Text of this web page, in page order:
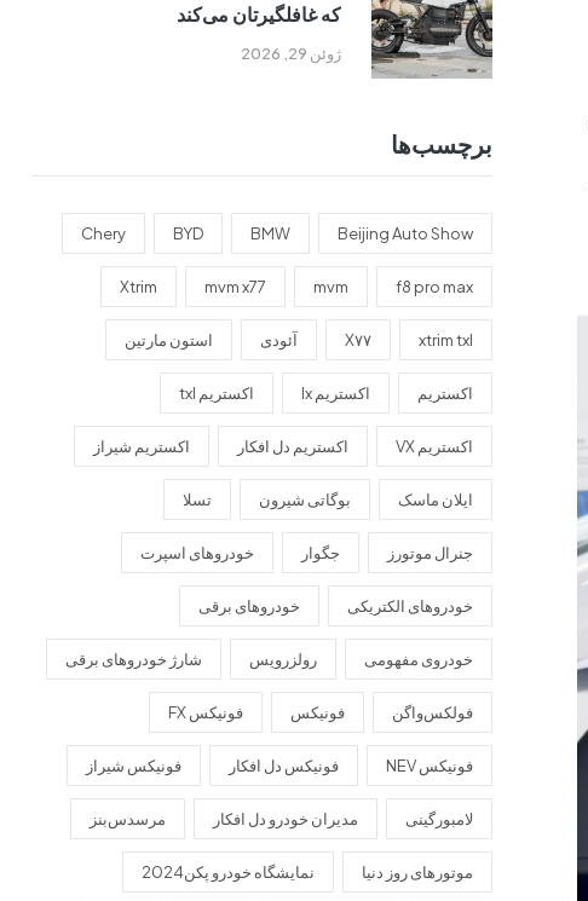
ژوئن 29, 2026
که غافلگیرتان می‌کند
برچسب‌ها
Beijing Auto Show
BMW
BYD
Chery
f8 pro max
mvm
mvm x77
Xtrim
xtrim txl X۷۷ آئودی استون مارتین
اکستریم اکستریم lx اکستریم txl
اکستریم VX اکستریم دل افکار اکستریم شیراز
ایلان ماسک بوگاتی شیرون تسلا
جنرال موتورز جگوار خودروهای اسپرت
خودروهای الکتریکی خودروهای برقی
خودروی مفهومی رولزرویس شارژ خودروهای برقی
فولکس‌واگن فونیکس فونیکس FX
فونیکس NEV فونیکس دل افکار فونیکس شیراز
لامبورگینی مدیران خودرو دل افکار مرسدس‌بنز
موتورهای روز دنیا نمایشگاه خودرو پکن2024